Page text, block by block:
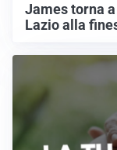
James torna a
Lazio alla